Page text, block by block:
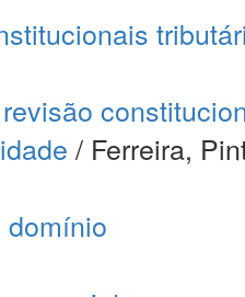
/ Ferreira,
domínio